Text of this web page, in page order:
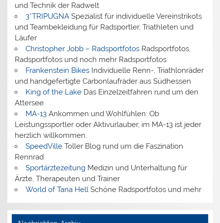
und Technik der Radwelt
3*TRIPUGNASpezialist für individuelle Vereinstrikots
und Teambekleidung für Radsportler, Triathleten und
Läufer
Christopher Jobb – RadsportfotosRadsportfotos,
Radsportfotos und noch mehr Radsportfotos
Frankenstein BikesIndividuelle Renn-, Triathlonräder
und handgefertigte Carbonlaufräder aus Südhessen
King of the LakeDas Einzelzeitfahren rund um den
Attersee
MA-13Ankommen und Wohlfühlen: Ob
Leistungssportler oder Aktivurlauber, im MA-13 ist jeder
herzlich willkommen.
SpeedVilleToller Blog rund um die Faszination
Rennrad
SportärztezeitungMedizin und Unterhaltung für
Ärzte, Therapeuten und Trainer
World of Tana HellSchöne Radsportfotos und mehr